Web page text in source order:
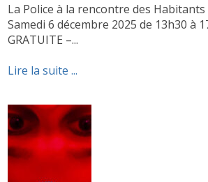
La Police à la rencontre des Habitants
Samedi 6 décembre 2025 de 13h30 à
GRATUITE –...
Lire la suite ...